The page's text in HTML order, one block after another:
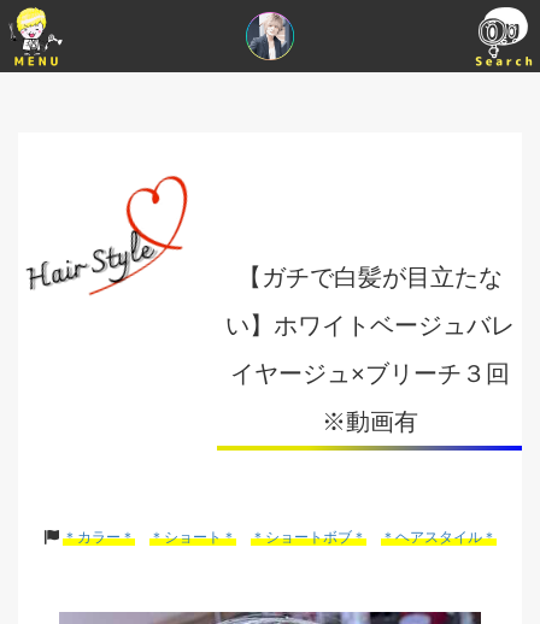
【ガチで白髪が目立たな
い】ホワイトベージュバレ
イヤージュ×ブリーチ３回
※動画有
＊カラー＊ ＊ショート＊ ＊ショートボブ＊ ＊ヘアスタイル＊